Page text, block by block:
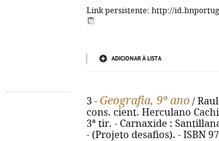
Link persistente: http://
ADICIONAR À LISTA
3 - Geografia, 9º ano /
cons. cient. Herculano
3ª tir. - Carnaxide :
- (Projeto desafios). - ISBN